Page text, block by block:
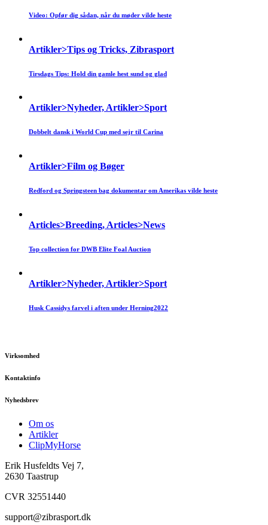
Video: Opfør dig sådan, når du møder vilde heste
Artikler>Tips og Tricks, Zibrasport
Tirsdags Tips: Hold din gamle hest sund og glad
Artikler>Nyheder, Artikler>Sport
Dobbelt dansk i World Cup med sejr til Carina
Artikler>Film og Bøger
Redford og Springsteen bag dokumentar om Amerikas vilde heste
Articles>Breeding, Articles>News
Top collection for DWB Elite Foal Auction
Artikler>Nyheder, Artikler>Sport
Husk Cassidys farvel i aften under Herning2022
Virksomhed
Kontaktinfo
Nyhedsbrev
Om os
Artikler
ClipMyHorse
Erik Husfeldts Vej 7,
2630 Taastrup
CVR 32551440
support@zibrasport.dk